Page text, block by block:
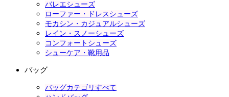
バレエシューズ
ローファー・ドレスシューズ
モカシン・カジュアルシューズ
レイン・スノーシューズ
コンフォートシューズ
シューケア・靴用品
バッグ
バッグカテゴリすべて